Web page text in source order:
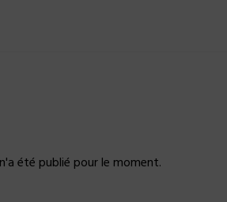
été publié pour le moment.